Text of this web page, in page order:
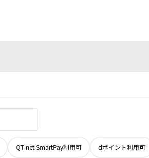
QT-net SmartPay利用可 dポイント利用可